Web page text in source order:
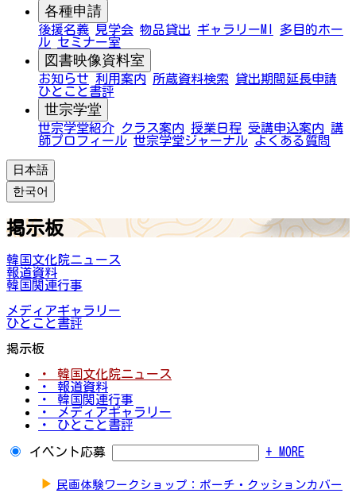
各種申請
後援名義 見学会 物品貸出 ギャラリーMI
多目的ホー
ル セミナー室
図書映像資料室
お知らせ 利用案内 所蔵資料検索
貸出期間延長申請
ひとこと書評
世宗学堂
世宗学堂紹介 クラス案内 授業日程 受講申込案内 講
師プロフィール 世宗学堂ジャーナル よくある質問
日本語
한국어
掲示板
韓国文化院ニュース
報道資料
韓国関連行事
メディアギャラリー
ひとこと書評
掲示板
・ 韓国文化院ニュース
・ 報道資料
・ 韓国関連行事
・ メディアギャラリー
・ ひとこと書評
イベント応募 + MORE
▶ 民画体験ワークショップ：ポーチ・クッションカバー